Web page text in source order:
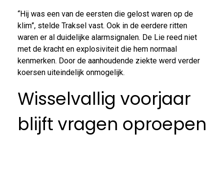
“Hij was een van de eersten die gelost waren op de
klim”, stelde Traksel vast. Ook in de eerdere ritten
waren er al duidelijke alarmsignalen. De Lie reed niet
met de kracht en explosiviteit die hem normaal
kenmerken. Door de aanhoudende ziekte werd verder
koersen uiteindelijk onmogelijk.
Wisselvallig voorjaar
blijft vragen oproepen